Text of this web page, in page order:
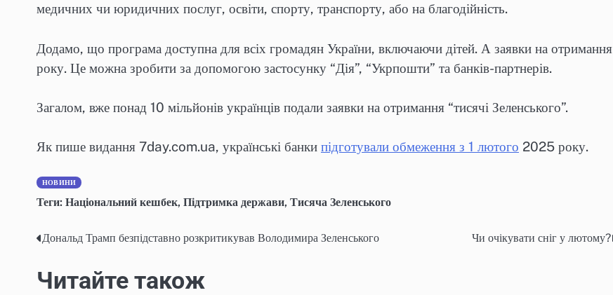
медичних чи юридичних послуг, освіти, спорту, транспорту, або на благодійність.
Додамо, що програма доступна для всіх громадян України, включаючи дітей. А заявки на отримання
року. Це можна зробити за допомогою застосунку “Дія”, “Укрпошти” та банків-партнерів.
Загалом, вже понад 10 мільйонів українців подали заявки на отримання “тисячі Зеленського”.
Як пише видання 7day.com.ua, українські банки підготували обмеження з 1 лютого 2025 року.
НОВИНИ
Теги: Національний кешбек, Підтримка держави, Тисяча Зеленського
Навігація
записів
Дональд Трамп безпідставно розкритикував Володимира Зеленського Чи очікувати сніг у лютому?
Читайте також